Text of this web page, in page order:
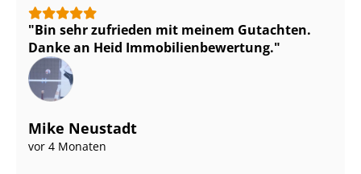
Bin sehr zufrieden mit meinem Gutachten.
Danke an Heid Im­mo­bi­li­en­be­wer­tung.
Mike Neustadt
vor 4 Monaten